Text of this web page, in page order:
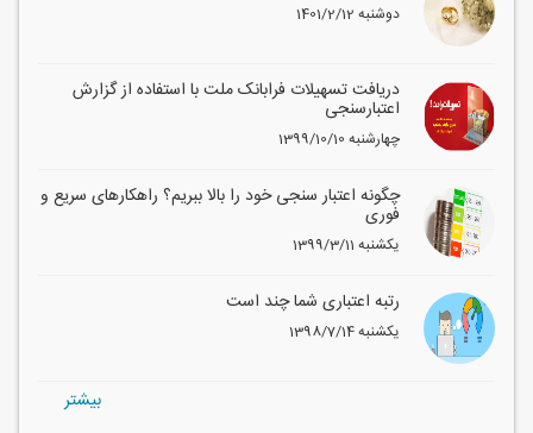
1401/2/12 دوشنبه
دریافت تسهیلات فرابانک ملت با استفاده از گزارش
اعتبارسنجی
1399/10/10 چهارشنبه
چگونه اعتبار سنجی خود را بالا ببریم؟ راهکارهای سریع و
فوری
1399/3/11 یکشنبه
رتبه اعتباری شما چند است
1398/7/14 یکشنبه
بيشتر